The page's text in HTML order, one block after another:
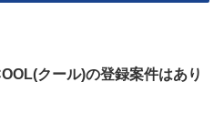
クール)の登録案件はあり